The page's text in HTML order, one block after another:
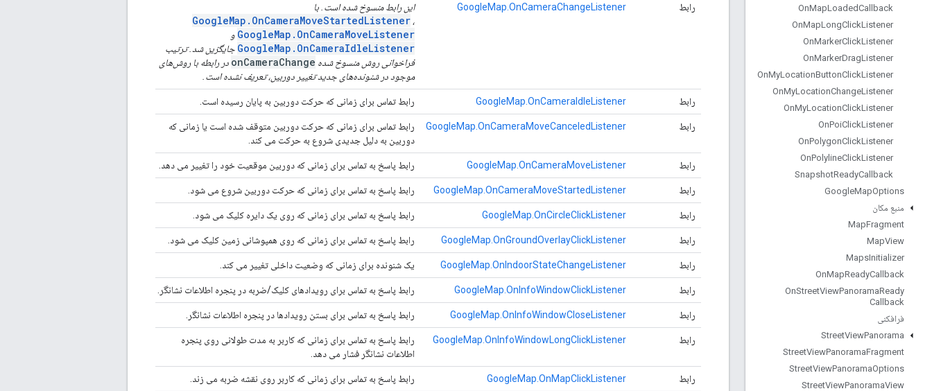
OnMapLoadedCallback
OnMapLongClickListener
OnMarkerClickListener
OnMarkerDragListener
OnMyLocationButtonClickListener
OnMyLocationChangeListener
OnMyLocationClickListener
OnPoiClickListener
OnPolygonClickListener
OnPolylineClickListener
SnapshotReadyCallback
GoogleMapOptions
منبع مکان
MapFragment
MapView
MapsInitializer
OnMapReadyCallback
OnStreetViewPanoramaReady
Callback
فرافکنی
StreetViewPanorama
StreetViewPanoramaFragment
StreetViewPanoramaOptions
StreetViewPanoramaView
رابط GoogleMap.OnCameraChangeListener این رابط منسوخ شده است. با
GoogleMap.OnCameraMoveStartedListener ،
GoogleMap.OnCameraMoveListener و
GoogleMap.OnCameraIdleListener جایگزین شد. ترتیب
فراخوانی روش منسوخ شده onCameraChange در رابطه با روش‌های
موجود در شنونده‌های جدید تغییر دوربین، تعریف نشده است.
رابط GoogleMap.OnCameraIdleListener رابط تماس برای زمانی که حرکت دوربین به پایان رسیده است.
رابط GoogleMap.OnCameraMoveCanceledListener
رابط تماس برای زمانی که حرکت دوربین متوقف شده است یا زمانی که
دوربین به دلیل جدیدی شروع به حرکت می کند.
رابط GoogleMap.OnCameraMoveListener رابط پاسخ به تماس برای زمانی که دوربین موقعیت خود را تغییر می دهد.
رابط GoogleMap.OnCameraMoveStartedListener رابط پاسخ به تماس برای زمانی که حرکت دوربین شروع می شود.
رابط GoogleMap.OnCircleClickListener رابط پاسخ به تماس برای زمانی که روی یک دایره کلیک می شود.
رابط GoogleMap.OnGroundOverlayClickListener رابط پاسخ به تماس برای زمانی که روی همپوشانی زمین کلیک می شود.
رابط GoogleMap.OnIndoorStateChangeListener یک شنونده برای زمانی که وضعیت داخلی تغییر می کند.
رابط GoogleMap.OnInfoWindowClickListener رابط پاسخ به تماس برای رویدادهای کلیک/ضربه در پنجره اطلاعات نشانگر.
رابط GoogleMap.OnInfoWindowCloseListener رابط پاسخ به تماس برای بستن رویدادها در پنجره اطلاعات نشانگر.
رابط GoogleMap.OnInfoWindowLongClickListener
رابط پاسخ به تماس برای زمانی که کاربر به مدت طولانی روی پنجره
اطلاعات نشانگر فشار می دهد.
رابط GoogleMap.OnMapClickListener رابط پاسخ به تماس برای زمانی که کاربر روی نقشه ضربه می زند.